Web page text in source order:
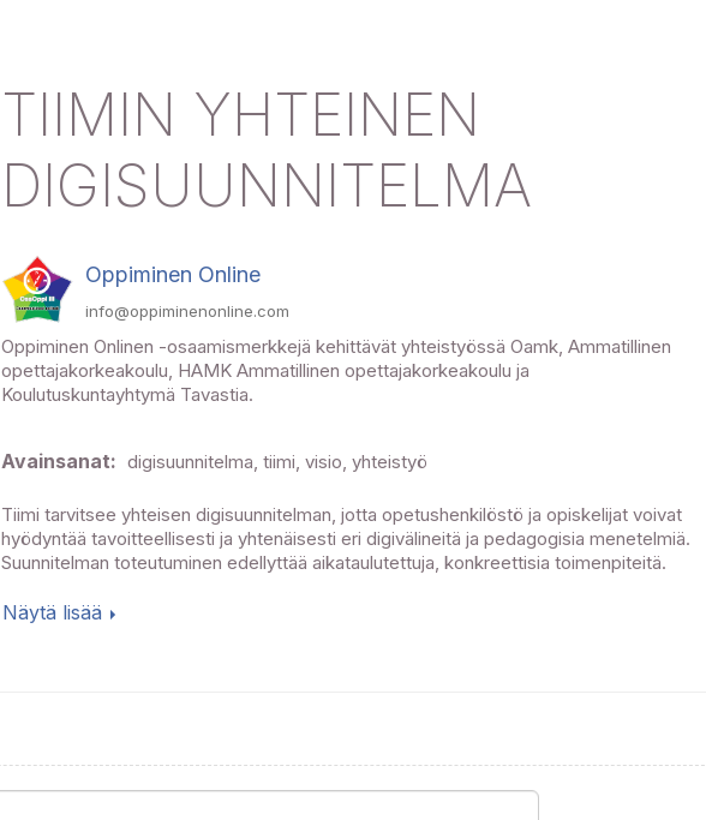
TIIMIN YHTEINEN
DIGISUUNNITELMA
Oppiminen Online
info@oppiminenonline.com
Oppiminen Onlinen -osaamismerkkejä kehittävät yhteistyössä Oamk, Ammatillinen
opettajakorkeakoulu, HAMK Ammatillinen opettajakorkeakoulu ja
Koulutuskuntayhtymä Tavastia.
Avainsanat: digisuunnitelma, tiimi, visio, yhteistyö
Tiimi tarvitsee yhteisen digisuunnitelman, jotta opetushenkilöstö ja opiskelijat voivat
hyödyntää tavoitteellisesti ja yhtenäisesti eri digivälineitä ja pedagogisia menetelmiä.
Suunnitelman toteutuminen edellyttää aikataulutettuja, konkreettisia toimenpiteitä.
Näytä lisää